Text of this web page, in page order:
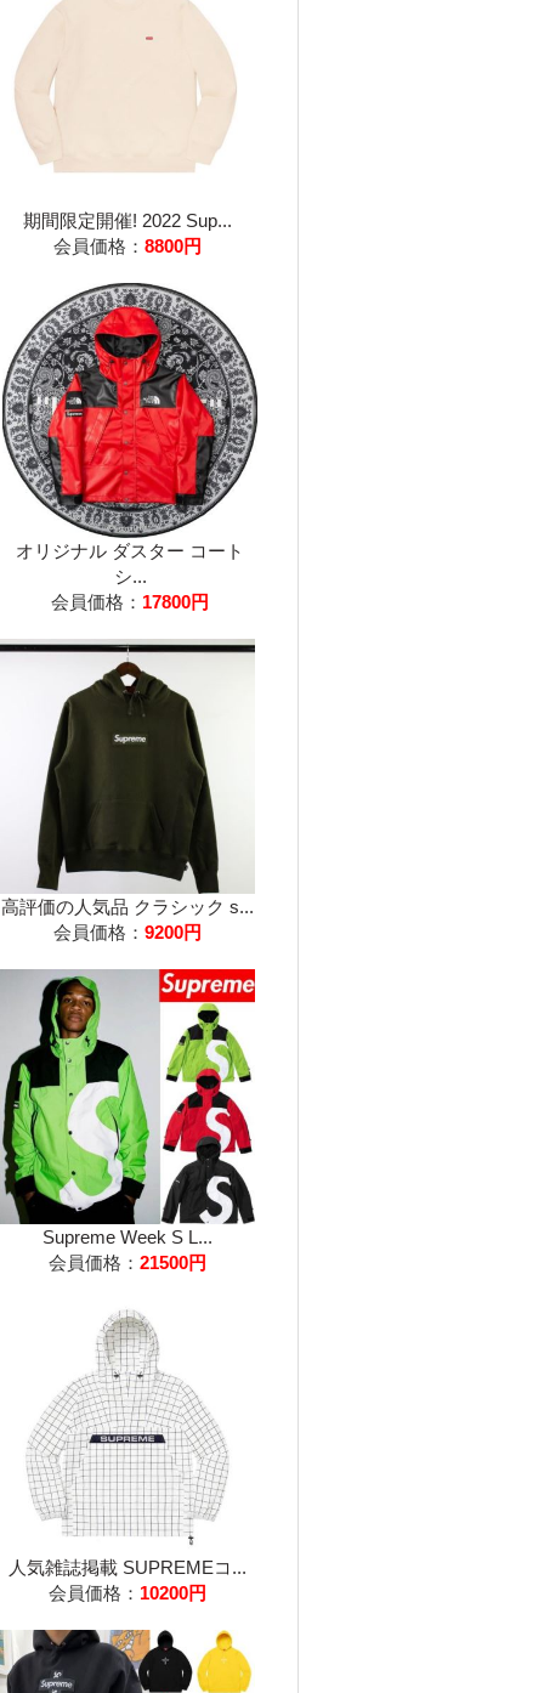
期間限定開催! 2022 Sup...
会員価格： 8800円
オリジナル ダスター コート
シ...
会員価格： 17800円
高評価の人気品 クラシック s...
会員価格： 9200円
Supreme Week S L...
会員価格： 21500円
人気雑誌掲載 SUPREMEコ...
会員価格： 10200円